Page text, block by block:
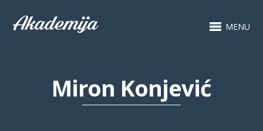
MENU
Miron Konjević